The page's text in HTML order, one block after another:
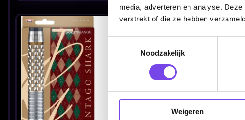
media, adverteren en analyse.
verstrekt of die ze hebben
Noodzakelijk
Weigeren
€ 69.95 € 69.95